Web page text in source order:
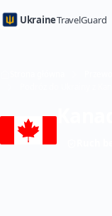
UkraineTravelGuard